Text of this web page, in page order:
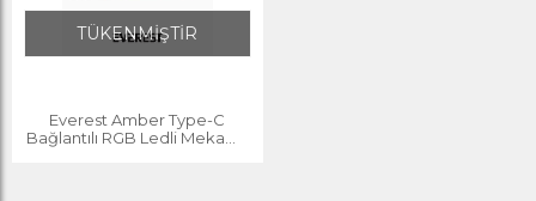
TÜKENMİŞTİR
Everest Amber Type-C
Bağlantılı RGB Ledli Mekanik